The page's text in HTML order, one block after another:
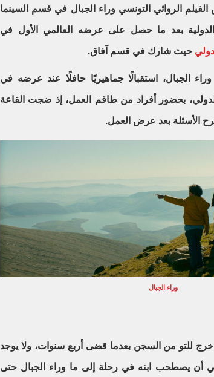
الروائي التونسي وراء الجبال في قسم السينما
الدولية بعد ما حصل على عرضه العالمي الأول في
حيث شارك في قسم آفاق.
وراء الجبال، استقبالًا جماهيريًا حافلًا عند عرضه في
بحضور أفراد من طاقم العمل، إذ ضجت القاعة
الأسئلة بعد عرض العمل.
وراء الجبال
خرج للتو من السجن بعدما قضى أربع سنوات، ولا يوجد
أن يصطحب ابنه في رحلة إلى ما وراء الجبال حتى